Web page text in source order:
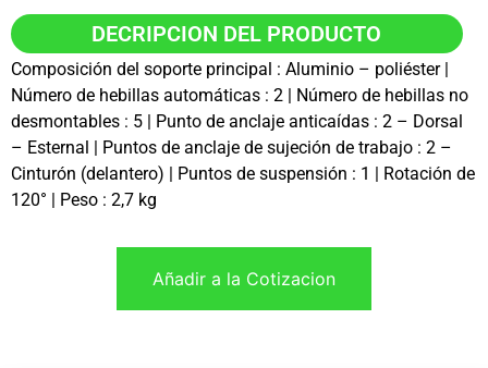
DECRIPCION DEL PRODUCTO
Composición del soporte principal : Aluminio – poliéster |
Número de hebillas automáticas : 2 | Número de hebillas no
desmontables : 5 | Punto de anclaje anticaídas : 2 – Dorsal
– Esternal | Puntos de anclaje de sujeción de trabajo : 2 –
Cinturón (delantero) | Puntos de suspensión : 1 | Rotación de
120° | Peso : 2,7 kg
Añadir a la Cotizacion